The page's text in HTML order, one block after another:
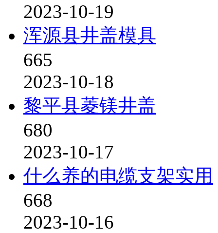
2023-10-19
浑源县井盖模具
665
2023-10-18
黎平县菱镁井盖
680
2023-10-17
什么养的电缆支架实用
668
2023-10-16